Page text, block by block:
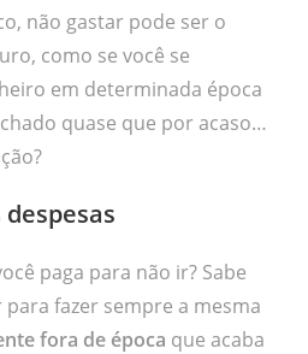
não gastar pode ser o
como se você se
em determinada época
quase que por acaso…
paga para não ir? Sabe
fazer sempre a mesma
fora de época que acaba